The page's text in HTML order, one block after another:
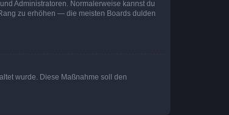
Administratoren. Normalerweise kannst du
zu erhöhen — die meisten Boards dulden
wurde. Diese Maßnahme soll den